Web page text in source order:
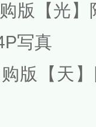
版【光
写真
版【天